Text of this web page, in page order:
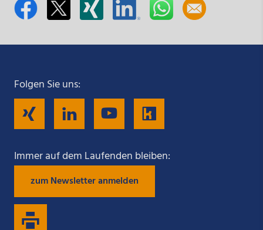
Folgen Sie uns:
Folgen
Sie
uns
Folgen
Sie
uns
Folgen
Sie
uns
Sie
Immer auf dem Laufenden bleiben:
zum Newsletter anmelden